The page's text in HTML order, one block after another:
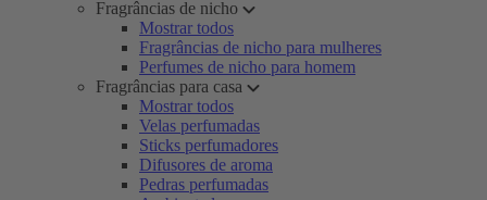
Fragrâncias de nicho
Mostrar todos
Fragrâncias de nicho para mulheres
Perfumes de nicho para homem
Fragrâncias para casa
Mostrar todos
Velas perfumadas
Sticks perfumadores
Difusores de aroma
Pedras perfumadas